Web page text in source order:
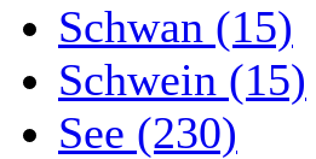
Schwan (15)
Schwein (15)
See (230)